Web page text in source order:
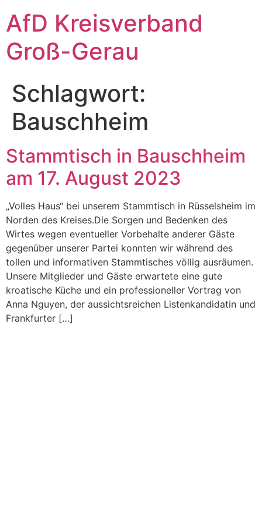
Inhalt
springen
AfD Kreisverband
Groß-Gerau
Schlagwort:
Bauschheim
Stammtisch in Bauschheim
am 17. August 2023
„Volles Haus“ bei unserem Stammtisch in Rüsselsheim im
Norden des Kreises.Die Sorgen und Bedenken des
Wirtes wegen eventueller Vorbehalte anderer Gäste
gegenüber unserer Partei konnten wir während des
tollen und informativen Stammtisches völlig ausräumen.
Unsere Mitglieder und Gäste erwartete eine gute
kroatische Küche und ein professioneller Vortrag von
Anna Nguyen, der aussichtsreichen Listenkandidatin und
Frankfurter […]